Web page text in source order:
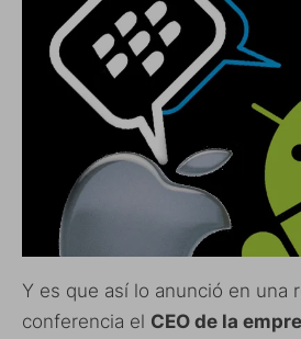
Y es que así lo anunció en una
conferencia el CEO de la